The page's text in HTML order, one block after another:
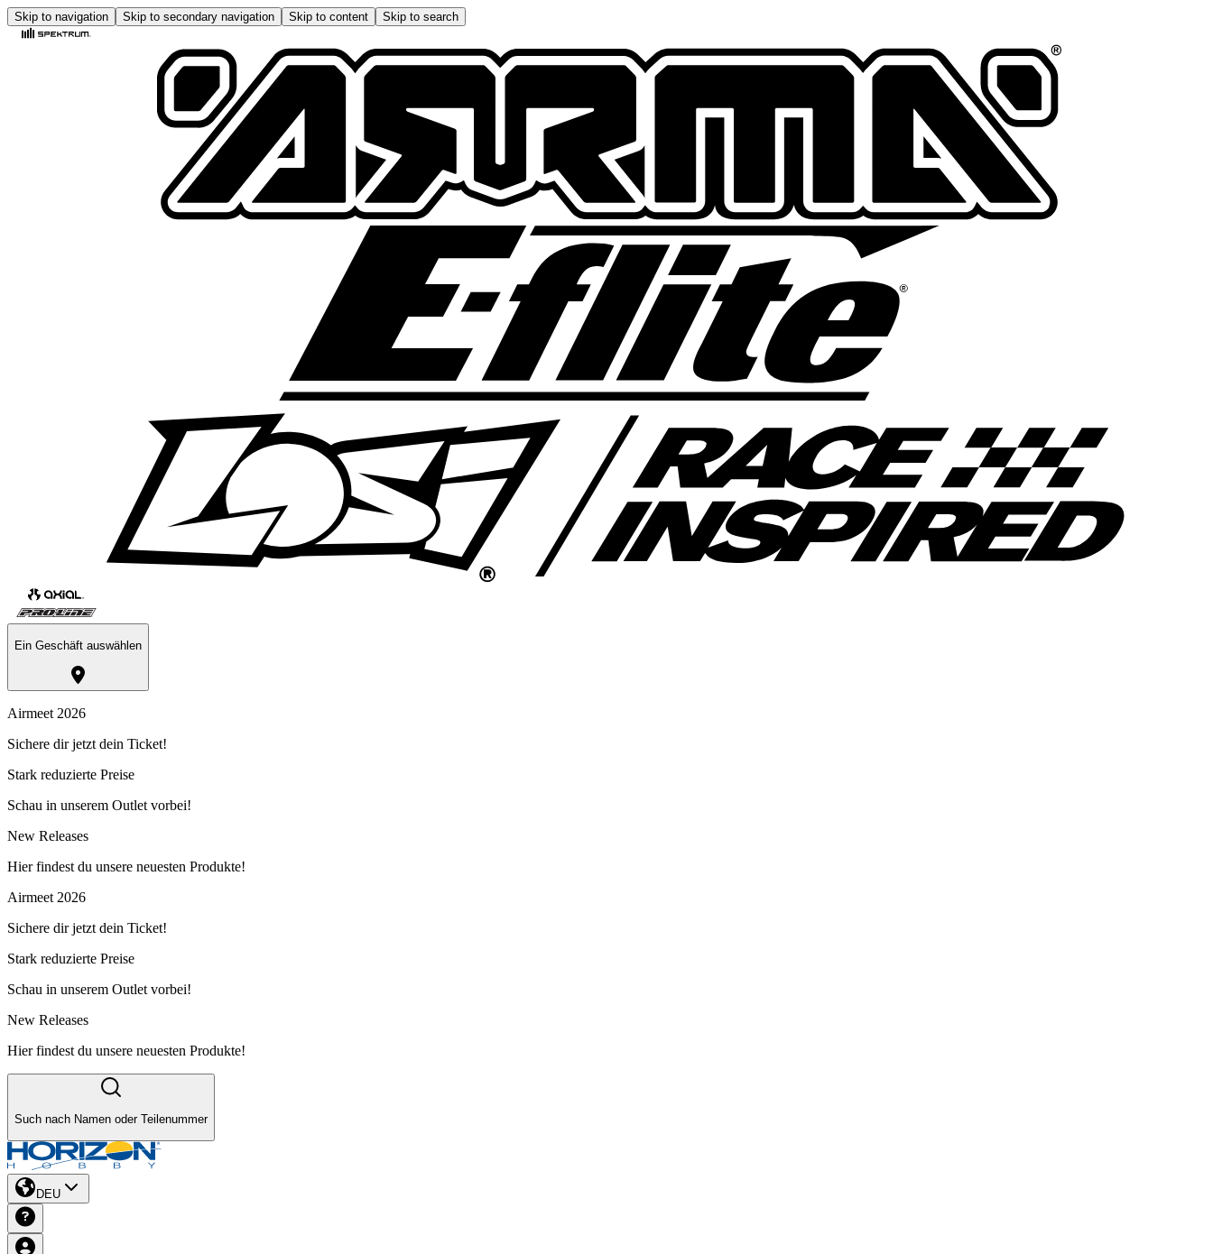
Skip to navigation Skip to secondary navigation Skip to content Skip to search
Ein Geschäft auswählen
Airmeet 2026
Sichere dir jetzt dein Ticket!
Stark reduzierte Preise
Schau in unserem Outlet vorbei!
New Releases
Hier findest du unsere neuesten Produkte!
Airmeet 2026
Sichere dir jetzt dein Ticket!
Stark reduzierte Preise
Schau in unserem Outlet vorbei!
New Releases
Hier findest du unsere neuesten Produkte!
Such nach Namen oder Teilenummer
DEU